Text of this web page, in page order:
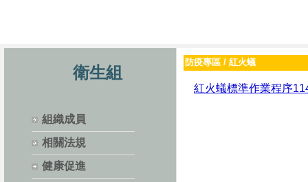
衛生組
組織成員
相關法規
健康促進
防疫專區 / 紅火蟻
紅火蟻標準作業程序